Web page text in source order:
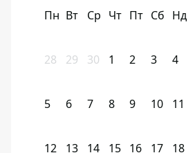
Пн Вт Ср Чт Пт Сб Нд
28 29 30 1 2 3 4
5 6 7 8 9 10 11
12 13 14 15 16 17 18